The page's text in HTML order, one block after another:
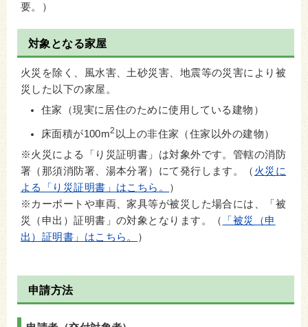
要。）
対象となる家屋
火災を除く、風水害、土砂災害、地震等の災害により被
災した以下の家屋。
住家（現実に居住のために使用している建物）
床面積が100m2 以上の非住家（住家以外の建物）
※火災による「り災証明書」は対象外です。管轄の消防
署（那須消防署、湯本分署）にて発行します。（ 火災に
よる「り災証明書」はこちら。
）
※カーポートや車両、家具等が被災した場合には、「被
災（申出）証明書」の対象となります。（
「被災（申
出）証明書」はこちら。
）
申請方法